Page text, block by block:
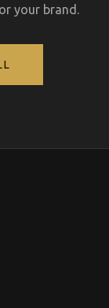
your brand.